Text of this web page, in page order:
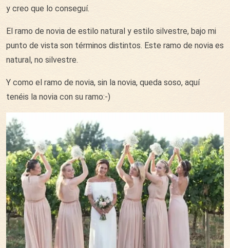
y creo que lo conseguí.
El ramo de novia de estilo natural y estilo silvestre, bajo mi
punto de vista son términos distintos. Este ramo de novia es
natural, no silvestre.
Y como el ramo de novia, sin la novia, queda soso, aquí
tenéis la novia con su ramo:-)